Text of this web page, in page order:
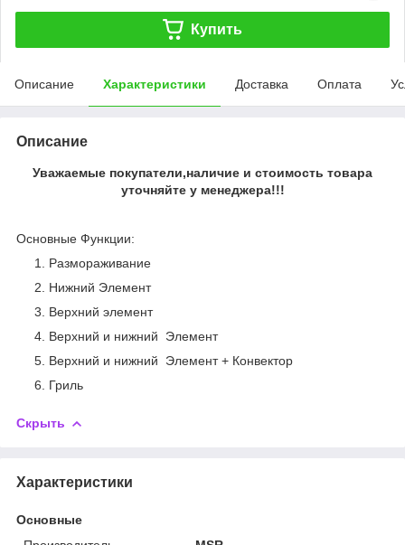
Купить
Описание Характеристики Доставка Оплата
Описание
Уважаемые покупатели,наличие и стоимость товара
уточняйте у менеджера!!!
Основные Функции:
Размораживание
Нижний Элемент
Верхний элемент
Верхний и нижний Элемент
Верхний и нижний Элемент + Конвектор
Гриль
Скрыть
Характеристики
Основные